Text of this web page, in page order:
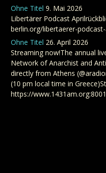
Ohne Titel 9. Mai 2026
Libertärer Podcast
berlin.org/libertaerer-
Ohne Titel 26. April 2026
Streaming now!The annual
Network of Anarchist and
directly from Athens
(10 pm local time in
https://